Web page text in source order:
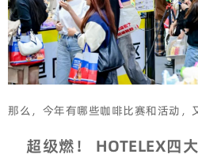
那么，今年有哪些咖啡比赛和活动，
超级燃！ HOTELEX四